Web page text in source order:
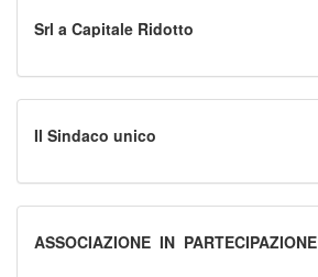
Srl a Capitale Ridotto
Il Sindaco unico
ASSOCIAZIONE_IN_PARTECIPAZIONE